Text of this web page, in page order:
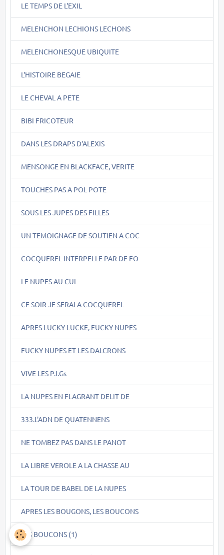
LE TEMPS DE L'EXIL
MELENCHON LECHIONS LECHONS
MELENCHONESQUE UBIQUITE
L'HISTOIRE BEGAIE
LE CHEVAL A PETE
BIBI FRICOTEUR
DANS LES DRAPS D'ALEXIS
MENSONGE EN BLACKFACE, VERITE
TOUCHES PAS A POL POTE
SOUS LES JUPES DES FILLES
UN TEMOIGNAGE DE SOUTIEN A COC
COCQUEREL INTERPELLE PAR DE FO
LE NUPES AU CUL
CE SOIR JE SERAI A COCQUEREL
APRES LUCKY LUCKE, FUCKY NUPES
FUCKY NUPES ET LES DALCRONS
VIVE LES P.I.Gs
LA NUPES EN FLAGRANT DELIT DE
333.L'ADN DE QUATENNENS
NE TOMBEZ PAS DANS LE PANOT
LA LIBRE VEROLE A LA CHASSE AU
LA TOUR DE BABEL DE LA NUPES
APRES LES BOUGONS, LES BOUCONS
LES BOUCONS (1)